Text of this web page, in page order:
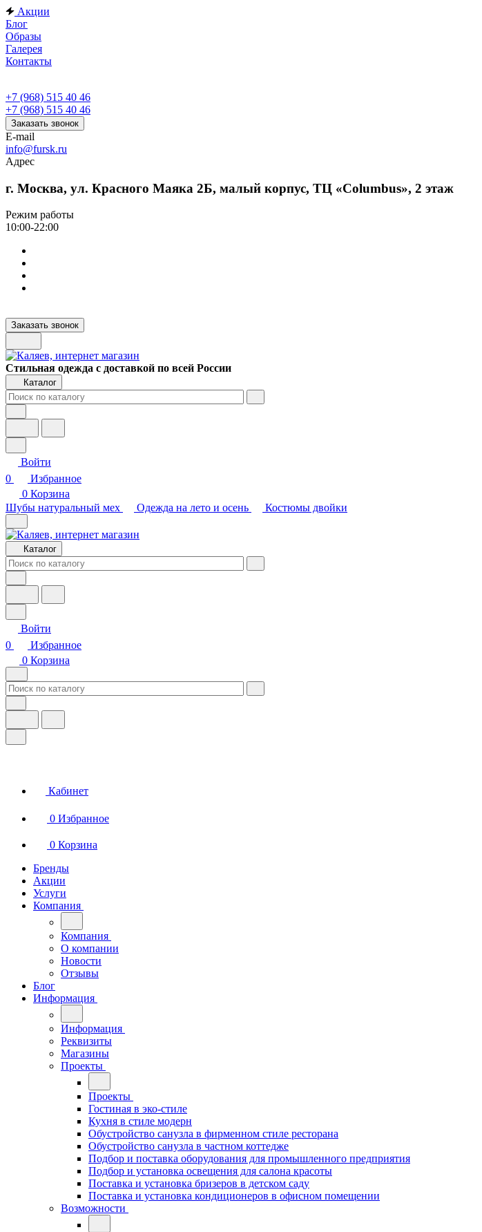
Акции
Блог
Образы
Галерея
Контакты
+7 (968) 515 40 46
+7 (968) 515 40 46
Заказать звонок
E-mail
info@fursk.ru
Адрес
г. Москва, ул. Красного Маяка 2Б, малый корпус, ТЦ «Columbus», 2 этаж
Режим работы
10:00-22:00
Заказать звонок
Стильная одежда с доставкой по всей России
Каталог
Войти
0
Избранное
0 Корзина
Шубы натуральный мех
Одежда на лето и осень Костюмы двойки
Каталог
Войти
0
Избранное
0 Корзина
Кабинет
0 Избранное
0 Корзина
Бренды
Акции
Услуги
Компания
Компания
О компании
Новости
Отзывы
Блог
Информация
Информация
Реквизиты
Магазины
Проекты
Проекты
Гостиная в эко-стиле
Кухня в стиле модерн
Обустройство санузла в фирменном стиле ресторана
Обустройство санузла в частном коттедже
Подбор и поставка оборудования для промышленного предприятия
Подбор и установка освещения для салона красоты
Поставка и установка бризеров в детском саду
Поставка и установка кондиционеров в офисном помещении
Возможности